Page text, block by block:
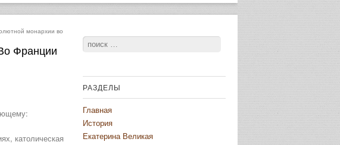
монархии во
Франции
католическая
Поиск
РАЗДЕЛЫ
Главная
История
Екатерина Великая